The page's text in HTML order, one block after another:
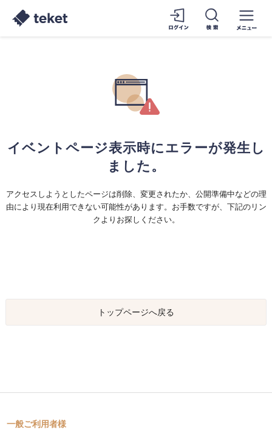
イベントページ表示時にエラーが発生し
ました。
アクセスしようとしたページは削除、変更されたか、公開準備中などの理
由により現在利用できない可能性があります。お手数ですが、下記のリン
クよりお探しください。
トップページへ戻る
一般ご利用者様